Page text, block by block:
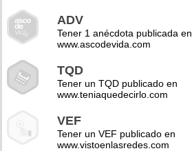
ADV
Tener 1 anécdota publicada en
www.ascodevida.com
TQD
Tener un TQD publicado en
www.teniaquedecirlo.com
VEF
Tener un VEF publicado en
www.vistoenlasredes.com